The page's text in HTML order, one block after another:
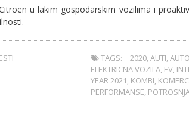
u lakim gospodarskim vozilima i
TAGS: 2020,AUTI,
ELEKTRICNA VOZILA, EV,
YEAR 2021, KOMBI,
PERFORMANSE,